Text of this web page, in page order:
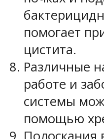
помогает
цистита.
Различные
работе и
системы
помощью